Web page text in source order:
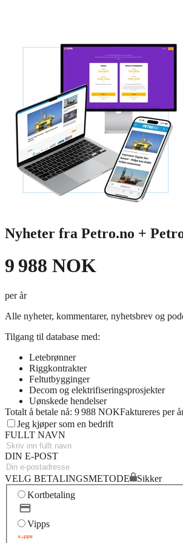
Nyheter fra Petro.no +
9 988 NOK
per år
Alle nyheter, kommentarer, nyhetsbrev og
Tilgang til database med:
Letebrønner
Riggkontrakter
Feltutbygginger
Decom og elektrifiseringsprosjekter
Uønskede hendelser
Totalt å betale nå: 9 988 NOKFaktureres per
Jeg kjøper som en bedrift
FULLT NAVN
DIN E-POST
VELG BETALINGSMETODE
Sikker
Kortbetaling
Vipps